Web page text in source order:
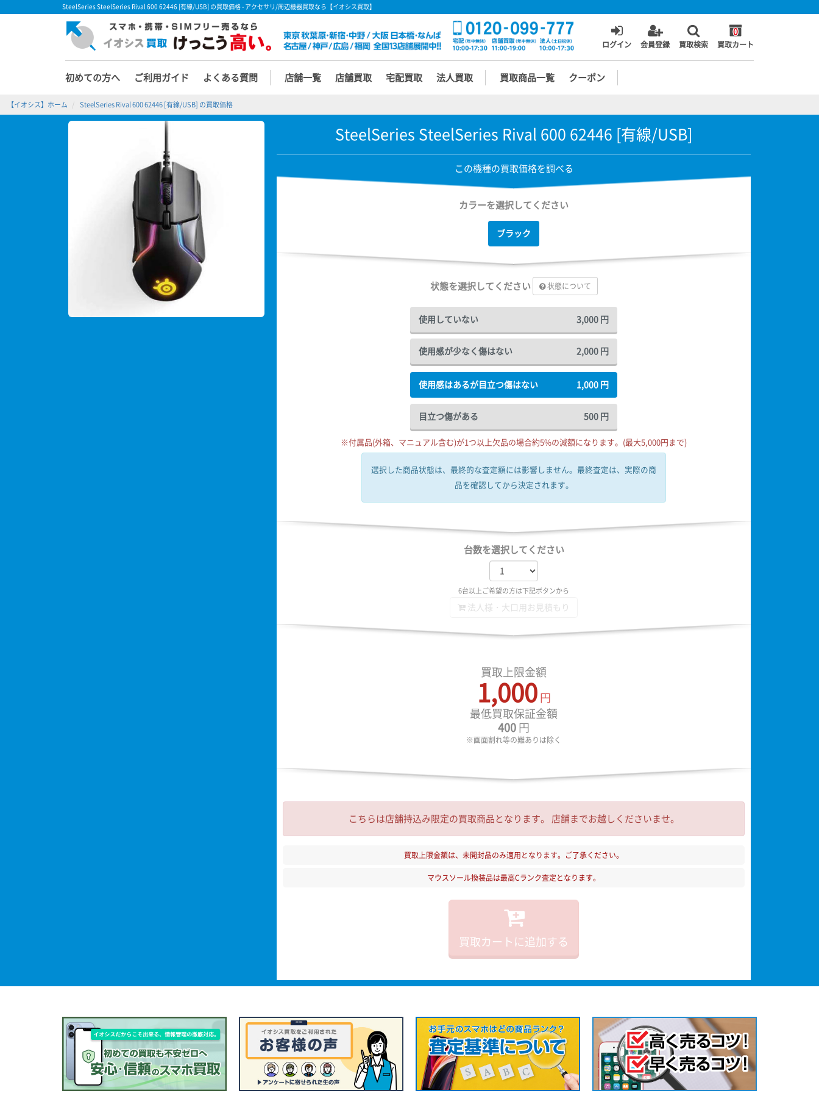
SteelSeries SteelSeries Rival 600 62446 [有線/USB] の買取価格 - アクセサリ/周辺機器買取なら【イオシス買取】
ログイン 会員登録 買取検索
0
買取カート
初めての方へ ご利用ガイド よくある質問 店舗一覧 店舗買取 宅配買取 法人買取 買取商品一覧 クーポン
【イオシス】ホーム SteelSeries Rival 600 62446 [有線/USB] の買取価格
SteelSeries SteelSeries Rival 600 62446 [有線/USB]
この機種の買取価格を調べる
カラーを選択してください
ブラック
状態を選択してください 状態について
使用していない 3,000 円
使用感が少なく傷はない 2,000 円
使用感はあるが目立つ傷はない 1,000 円
目立つ傷がある 500 円
※付属品(外箱、マニュアル含む)が1つ以上欠品の場合約5%の減額になります。(最大5,000円まで)
選択した商品状態は、最終的な査定額には影響しません。 最終査定は、実際の商
品を確認してから決定されます。
台数を選択してください
6台以上ご希望の方は下記ボタンから
法人様・大口用お見積もり
買取上限金額
1,000円
最低買取保証金額
400 円
※画面割れ等の難ありは除く
こちらは店舗持込み限定の買取商品となります。 店舗までお越しくださいませ。
買取上限金額は、未開封品のみ適用となります。ご了承ください。
マウスソール換装品は最高Cランク査定となります。
買取カートに追加する